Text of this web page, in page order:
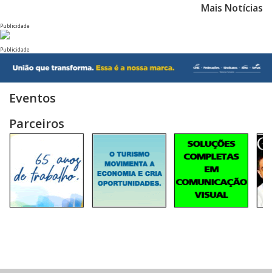
Mais Notícias
Publicidade
Publicidade
Eventos
Parceiros